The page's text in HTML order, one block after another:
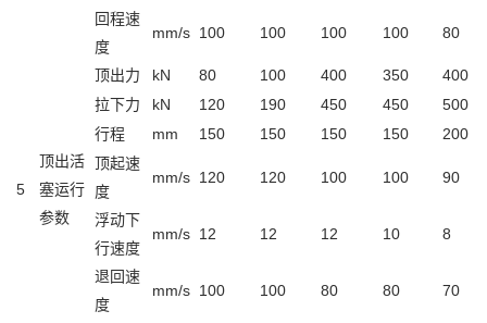
回程速
度
mm/s 100 100 100 100 80
5
顶出活
塞运行
参数
顶出力 kN 80 100 400 350
400
拉下力
kN 120 190 450 450
500
行程
mm 150 150 150 150
200
顶起速
度
mm/s 120 120 100 100 90
浮动下
行速度
mm/s 12 12 12 10 8
退回速
度
mm/s 100 100 80 80 70